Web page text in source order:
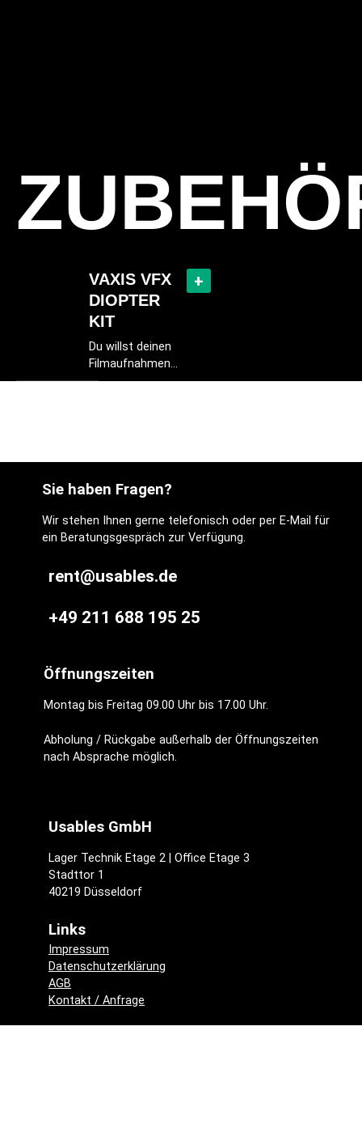
VAXIS VFX
DIOPTER
KIT
Du willst deinen
Filmaufnahmen
mit
letzten Schliff
verpassen?
Dann ist das
VAXIS VFX
114mm Diopter
Richtige für dich.
+
Sie haben Fragen?
Wir stehen Ihnen gerne telefonisch oder per E-Mail für
ein Beratungsgespräch zur Verfügung.
rent@usables.de
+49 211 688 195 25
Öffnungszeiten
Montag bis Freitag 09.00 Uhr bis 17.00 Uhr.
Abholung / Rückgabe außerhalb der Öffnungszeiten
nach Absprache möglich.
Usables GmbH
Lager Technik Etage 2 | Office Etage 3
Stadttor 1
40219 Düsseldorf
Links
Impressum
Datenschutzerklärung
AGB
Kontakt / Anfrage